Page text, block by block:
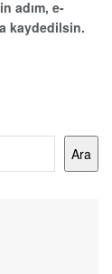
adım, e-
kaydedilsin.
Ara